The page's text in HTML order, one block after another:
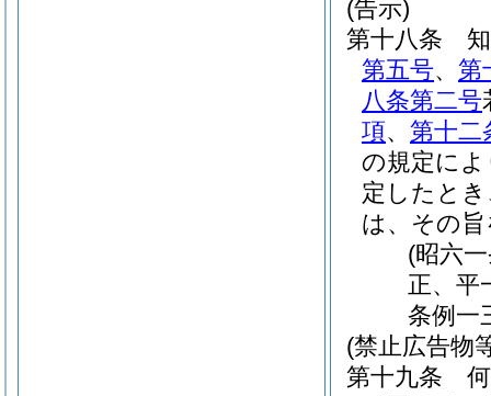
(告示)
第十八条
第五号、 第
八条第二号
項、 第十二
の規定に
定したと
は、その
(昭六
正、平
条例一
(禁止広告物
第十九条